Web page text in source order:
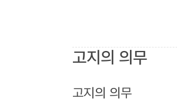
고지의 의무
고지의 의무